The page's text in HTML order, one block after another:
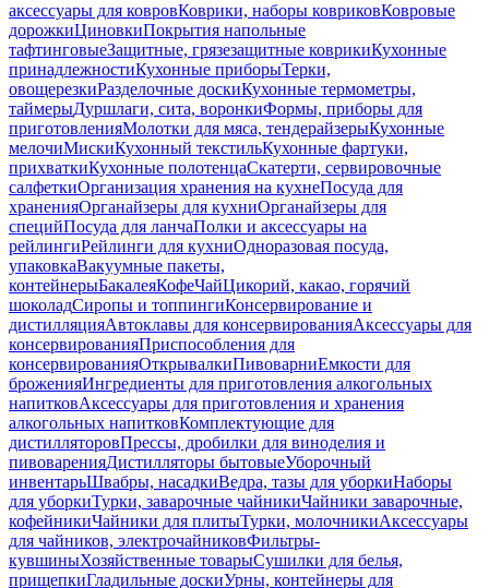
аксессуары для ковровКоврики, наборы ковриковКовровые
дорожкиЦиновкиПокрытия напольные
тафтинговыеЗащитные, грязезащитные коврикиКухонные
принадлежностиКухонные приборыТерки,
овощерезкиРазделочные доскиКухонные термометры,
таймерыДуршлаги, сита, воронкиФормы, приборы для
приготовленияМолотки для мяса, тендерайзерыКухонные
мелочиМискиКухонный текстильКухонные фартуки,
прихваткиКухонные полотенцаСкатерти, сервировочные
салфеткиОрганизация хранения на кухнеПосуда для
храненияОрганайзеры для кухниОрганайзеры для
специйПосуда для ланчаПолки и аксессуары на
рейлингиРейлинги для кухниОдноразовая посуда,
упаковкаВакуумные пакеты,
контейнерыБакалеяКофеЧайЦикорий, какао, горячий
шоколадСиропы и топпингиКонсервирование и
дистилляцияАвтоклавы для консервированияАксессуары для
консервированияПриспособления для
консервированияОткрывалкиПивоварниЕмкости для
броженияИнгредиенты для приготовления алкогольных
напитковАксессуары для приготовления и хранения
алкогольных напитковКомплектующие для
дистилляторовПрессы, дробилки для виноделия и
пивоваренияДистилляторы бытовыеУборочный
инвентарьШвабры, насадкиВедра, тазы для уборкиНаборы
для уборкиТурки, заварочные чайникиЧайники заварочные,
кофейникиЧайники для плитыТурки, молочникиАксессуары
для чайников, электрочайниковФильтры-
кувшиныХозяйственные товарыСушилки для белья,
прищепкиГладильные доскиУрны, контейнеры для